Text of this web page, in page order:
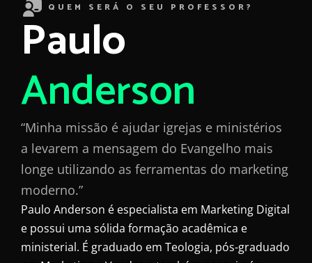
QUEM SERÁ O SEU PROFESSOR?
Paulo
Anderson
“Minha missão é ajudar igrejas e ministérios
a levarem a mensagem do Evangelho mais
longe utilizando as ferramentas do marketing
moderno.”
Paulo Anderson é especialista em Marketing Digital
e possui uma sólida formação acadêmica e
ministerial. É graduado em Teologia, pós-graduado